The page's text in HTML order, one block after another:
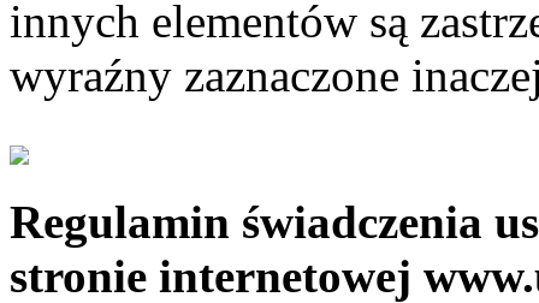
innych elementów są
wyraźny zaznaczone
Regulamin świadczenia
stronie internetowej